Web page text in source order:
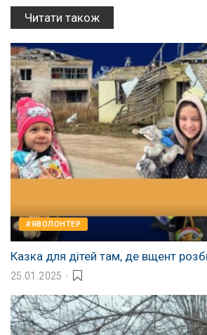
Читати також
#ЯВОЛОНТЕР
Казка для дітей там, де вщент
25.01.2025